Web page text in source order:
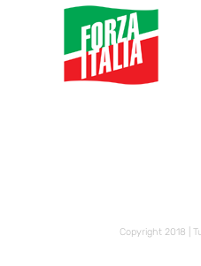
Copyright 2018 |